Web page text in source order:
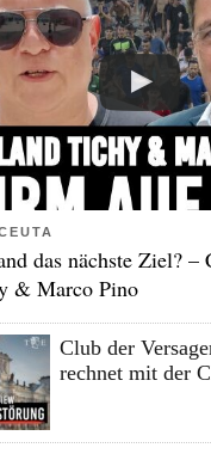
das nächste Ziel? –
& Marco Pino
Club der
rechnet mit der